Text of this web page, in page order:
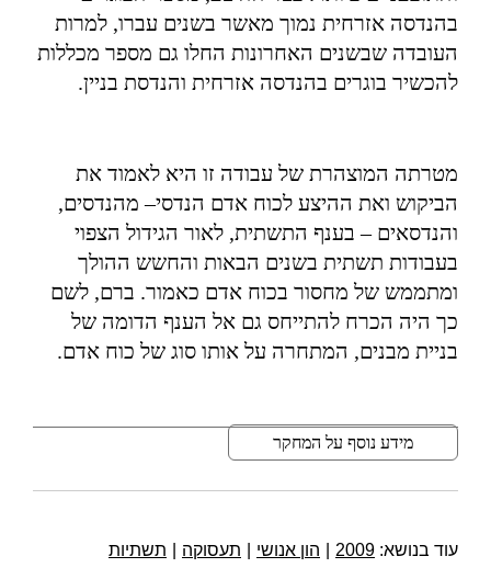
בהנדסה אזרחית נמוך מאשר בשנים עברו, למרות
העובדה שבשנים האחרונות החלו גם מספר מכללות
להכשיר בוגרים בהנדסה אזרחית והנדסת בניין.
מטרתה המוצהרת של עבודה זו היא לאמוד את
הביקוש ואת ההיצע לכוח אדם הנדסי– מהנדסים,
והנדסאים– בענף התשתית, לאור הגידול הצפוי
בעבודות תשתית בשנים הבאות והחשש ההולך
ומתממש של מחסור בכוח אדם כאמור. ברם, לשם
כך היה הכרח להתייחס גם אל הענף הדומה של
בניית מבנים, המתחרה על אותו סוג של כוח אדם.
מידע נוסף על המחקר
עוד בנושא: 2009 הון אנושי תעסוקה תשתיות